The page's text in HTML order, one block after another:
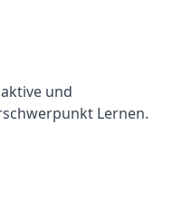
und
Lernen.